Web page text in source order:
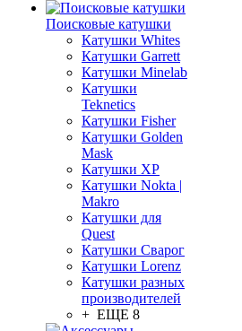
Поисковые катушки
Катушки Whites
Катушки Garrett
Катушки Minelab
Катушки
Teknetics
Катушки Fisher
Катушки Golden
Mask
Катушки XP
Катушки Nokta |
Makro
Катушки для
Quest
Катушки Сварог
Катушки Lorenz
Катушки разных
производителей
+ ЕЩЕ 8